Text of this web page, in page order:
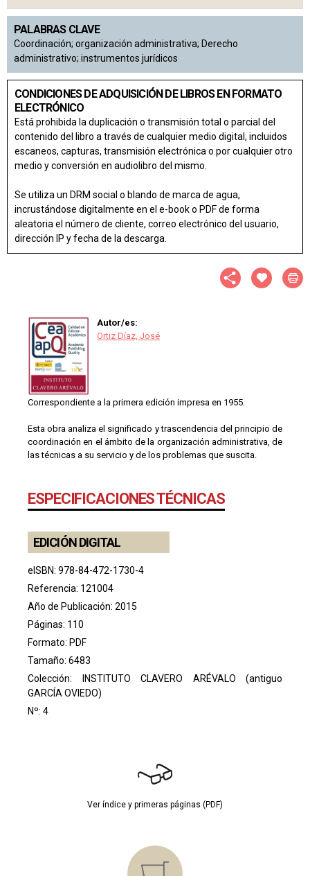
PALABRAS CLAVE
Coordinación; organización administrativa; Derecho
administrativo; instrumentos jurídicos
CONDICIONES DE ADQUISICIÓN DE LIBROS EN FORMATO
ELECTRÓNICO
Está prohibida la duplicación o transmisión total o parcial del
contenido del libro a través de cualquier medio digital, incluidos
escaneos, capturas, transmisión electrónica o por cualquier otro
medio y conversión en audiolibro del mismo.
Se utiliza un DRM social o blando de marca de agua,
incrustándose digitalmente en el e-book o PDF de forma
aleatoria el número de cliente, correo electrónico del usuario,
dirección IP y fecha de la descarga.
Autor/es:
Ortiz Díaz, José
Correspondiente a la primera edición impresa en 1955.
Esta obra analiza el significado y trascendencia del principio de
coordinación en el ámbito de la organización administrativa, de
las técnicas a su servicio y de los problemas que suscita.
ESPECIFICACIONES TÉCNICAS
EDICIÓN DIGITAL
eISBN: 978-84-472-1730-4
Referencia: 121004
Año de Publicación: 2015
Páginas: 110
Formato: PDF
Tamaño: 6483
Colección: INSTITUTO CLAVERO ARÉVALO (antiguo
GARCÍA OVIEDO)
Nº: 4
Ver índice y primeras páginas (PDF)